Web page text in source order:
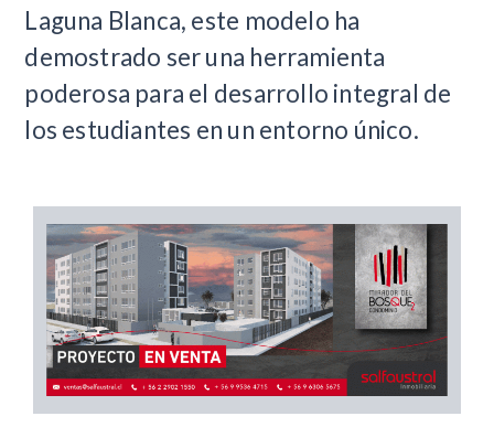
Laguna Blanca, este modelo ha
demostrado ser una herramienta
poderosa para el desarrollo integral de
los estudiantes en un entorno único.